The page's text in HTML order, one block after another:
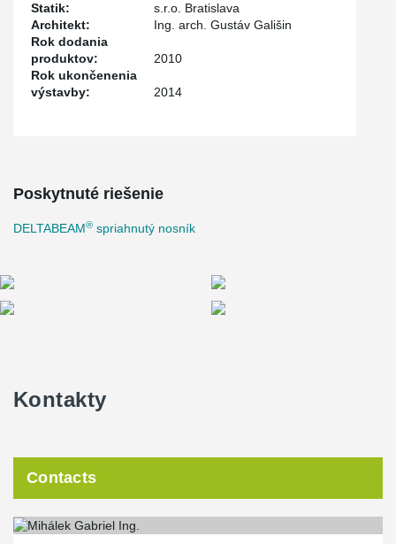
Statik:
s.r.o. Bratislava
Architekt:
Ing. arch. Gustáv Gališin
Rok dodania
produktov:
2010
Rok ukončenenia
výstavby:
2014
Poskytnuté riešenie
DELTABEAM® spriahnutý nosník
Kontakty
Contacts